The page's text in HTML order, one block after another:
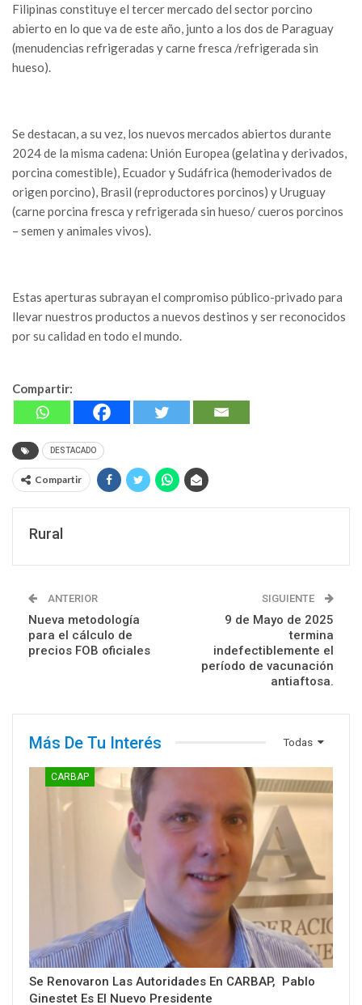
Filipinas constituye el tercer mercado del sector porcino
abierto en lo que va de este año, junto a los dos de Paraguay
(menudencias refrigeradas y carne fresca /refrigerada sin
hueso).
Se destacan, a su vez, los nuevos mercados abiertos durante
2024 de la misma cadena: Unión Europea (gelatina y derivados,
porcina comestible), Ecuador y Sudáfrica (hemoderivados de
origen porcino), Brasil (reproductores porcinos) y Uruguay
(carne porcina fresca y refrigerada sin hueso/ cueros porcinos
– semen y animales vivos).
Estas aperturas subrayan el compromiso público-privado para
llevar nuestros productos a nuevos destinos y ser reconocidos
por su calidad en todo el mundo.
Compartir:
DESTACADO
Compartir
Rural
ANTERIOR
Nueva metodología
para el cálculo de
precios FOB oficiales
SIGUIENTE
9 de Mayo de 2025
termina
indefectiblemente el
período de vacunación
antiaftosa.
Todas
Más De Tu Interés
CARBAP
Se Renovaron Las Autoridades En CARBAP, Pablo
Ginestet Es El Nuevo Presidente